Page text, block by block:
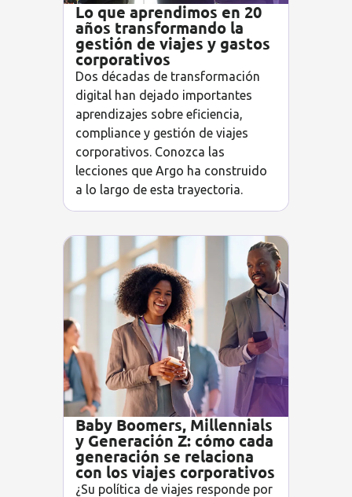
Lo que aprendimos en 20
años transformando la
gestión de viajes y gastos
corporativos
Dos décadas de transformación
digital han dejado importantes
aprendizajes sobre eficiencia,
compliance y gestión de viajes
corporativos. Conozca las
lecciones que Argo ha construido
a lo largo de esta trayectoria.
Baby Boomers, Millennials
y Generación Z: cómo cada
generación se relaciona
con los viajes corporativos
¿Su política de viajes responde por